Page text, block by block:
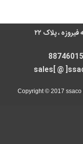
تهران ، خیابان سهروردی شمالی ، کوچه فیروزه ، پلاک ۲۲
sales[ @
Copyright © 2017 ssaco